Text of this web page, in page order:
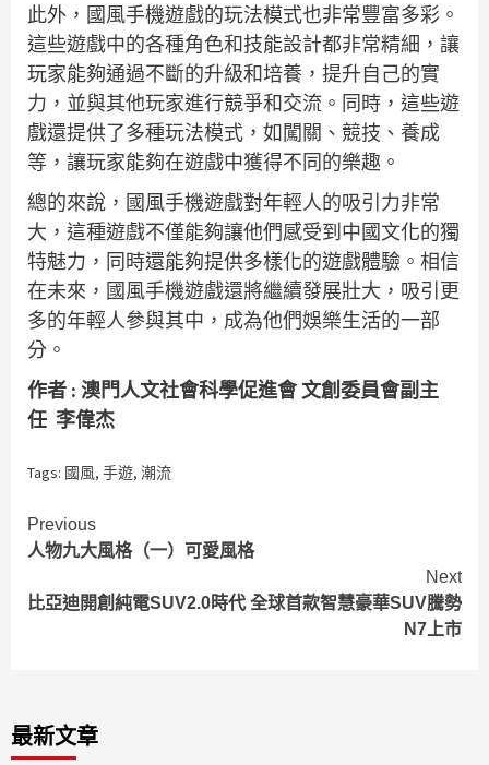
此外，國風手機遊戲的玩法模式也非常豐富多彩。
這些遊戲中的各種角色和技能設計都非常精細，讓
玩家能夠通過不斷的升級和培養，提升自己的實
力，並與其他玩家進行競爭和交流。同時，這些遊
戲還提供了多種玩法模式，如闖關、競技、養成
等，讓玩家能夠在遊戲中獲得不同的樂趣。
總的來說，國風手機遊戲對年輕人的吸引力非常
大，這種遊戲不僅能夠讓他們感受到中國文化的獨
特魅力，同時還能夠提供多樣化的遊戲體驗。相信
在未來，國風手機遊戲還將繼續發展壯大，吸引更
多的年輕人參與其中，成為他們娛樂生活的一部
分。
作者 : 澳門人文社會科學促進會 文創委員會副主
任 李偉杰
Tags: 國風, 手遊, 潮流
Continue
Reading
Previous
人物九大風格（一）可愛風格
Next
比亞迪開創純電SUV2.0時代 全球首款智慧豪華SUV騰勢
N7上市
最新文章